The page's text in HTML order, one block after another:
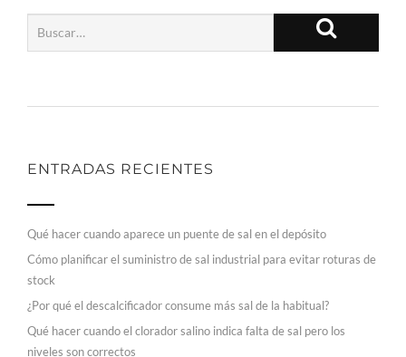
ENTRADAS RECIENTES
Qué hacer cuando aparece un puente de sal en el depósito
Cómo planificar el suministro de sal industrial para evitar roturas de
stock
¿Por qué el descalcificador consume más sal de la habitual?
Qué hacer cuando el clorador salino indica falta de sal pero los
niveles son correctos